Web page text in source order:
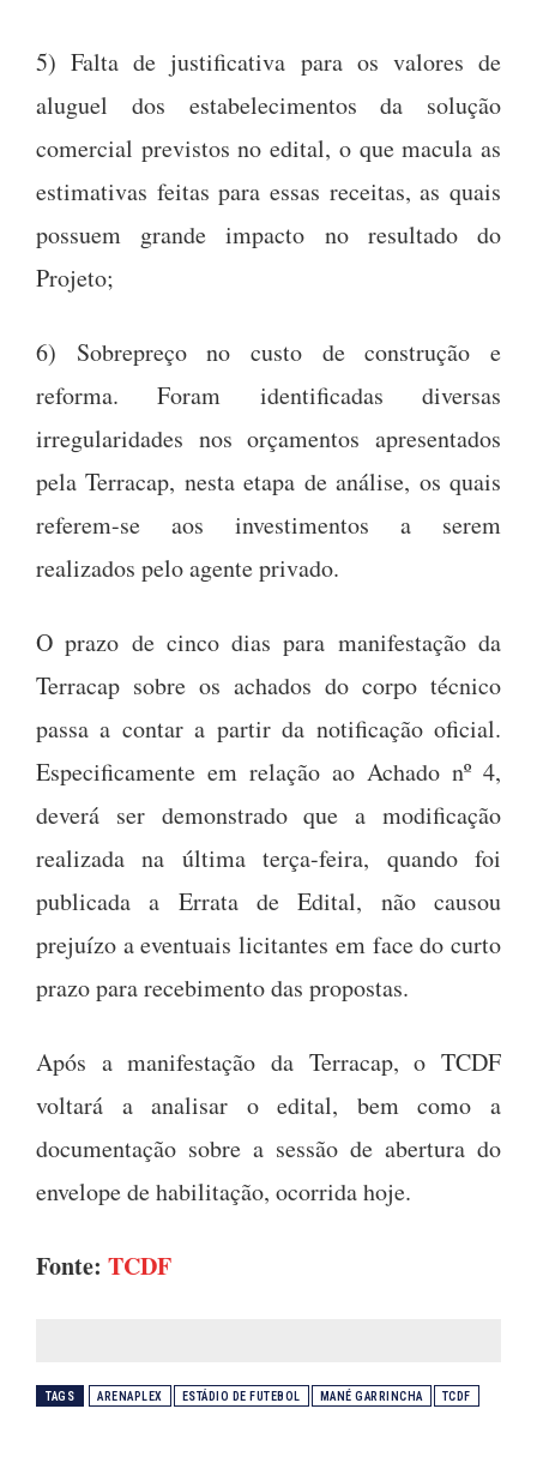
5) Falta de justificativa para os valores de
aluguel dos estabelecimentos da solução
comercial previstos no edital, o que macula as
estimativas feitas para essas receitas, as quais
possuem grande impacto no resultado do
Projeto;
6) Sobrepreço no custo de construção e
reforma. Foram identificadas diversas
irregularidades nos orçamentos apresentados
pela Terracap, nesta etapa de análise, os quais
referem-se aos investimentos a serem
realizados pelo agente privado.
O prazo de cinco dias para manifestação da
Terracap sobre os achados do corpo técnico
passa a contar a partir da notificação oficial.
Especificamente em relação ao Achado nº 4,
deverá ser demonstrado que a modificação
realizada na última terça-feira, quando foi
publicada a Errata de Edital, não causou
prejuízo a eventuais licitantes em face do curto
prazo para recebimento das propostas.
Após a manifestação da Terracap, o TCDF
voltará a analisar o edital, bem como a
documentação sobre a sessão de abertura do
envelope de habilitação, ocorrida hoje.
Fonte: TCDF
TAGS ARENAPLEX ESTÁDIO DE FUTEBOL MANÉ GARRINCHA TCDF